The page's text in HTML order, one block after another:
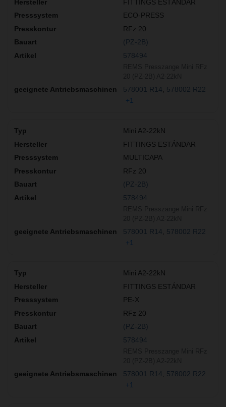
FITTINGS ESTÁNDAR
ECO-PRESS
RFz 20
(PZ-2B)
578494
578001 R14
578002 R22
+1
Mini A2-22kN
FITTINGS ESTÁNDAR
MULTICAPA
RFz 20
(PZ-2B)
578494
578001 R14
578002 R22
+1
Mini A2-22kN
FITTINGS ESTÁNDAR
PE-X
RFz 20
(PZ-2B)
578494
578001 R14
578002 R22
+1